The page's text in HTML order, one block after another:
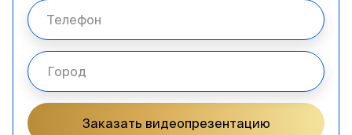
Заказать видеопрезентацию